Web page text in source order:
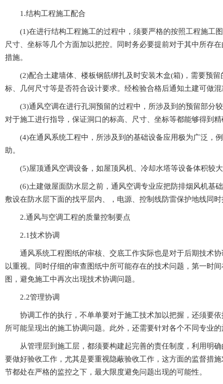
1.结构工程施工配合
(1)在进行结构工程施工的过程中，须要严格的按照工程施工图纸
尺寸、坐标等几个方面加以把控。同时务必要提前对于其中所
措施。
(2)配合土建墙体、楼板钢筋绑扎及时安装木盒(箱)，需要预留
标、几何尺寸等是否符合设计要求。经检验合格后通知土建可做
(3)通风空调在进行孔洞预留的过程中，所涉及到的预留部分较为复
对于施工进行指导，保证洞口的标高、尺寸、坐标等都能够得到
(4)在通风系统工程中，所涉及到的基础设备应用极为广泛，例如
助。
(5)屋顶通风空调设备，如屋顶风机、冷却水塔等设备体积较大
(6)土建做屋面防水层之前，通风空调专业应把防排烟风机基础位置
敷设在防水层下面的找平层内、，电源、控制线防雷保护地线同
2.通风与空调工程的质量控制要点
2.1技术协调
通风系统工程图纸的审核、交底工作实际也是对于后期技术协
以重视。同时仔细的审查图纸中所可能存在的技术问题，第一时间
图，避免施工中再次出现技术协调问题。
2.2管理协调
协调工作的执行，不单单要对于施工技术加以把握，还须要依
所可能呈现出的施工协调问题。此外，还需要针对各个不同专业的
从管理层到施工层，都须要构建起完善的责任制度，利用明确
要做好验收工作，尤其是要重视隐蔽验收工作，这方面的监督措
节都处在严格的监控之下，最大限度避免问题出现的可能性。